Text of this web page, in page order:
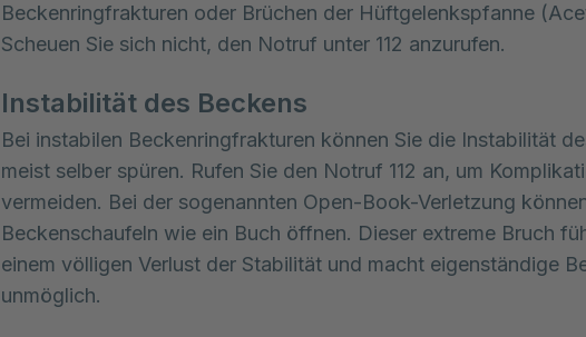
Beckenringfrakturen oder Brüchen der Hüftgelenkspfanne
Scheuen Sie sich nicht, den Notruf unter 112 anzurufen.
Instabilität des Beckens
Bei instabilen Beckenringfrakturen können Sie die Instabilität
meist selber spüren. Rufen Sie den Notruf 112 an, um
vermeiden. Bei der sogenannten Open-Book-Verletzung
Beckenschaufeln wie ein Buch öffnen. Dieser extreme Bruch
einem völligen Verlust der Stabilität und macht eigenständige
unmöglich.